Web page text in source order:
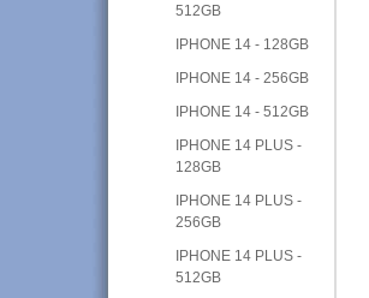
512GB
IPHONE 14 - 128GB
IPHONE 14 - 256GB
IPHONE 14 - 512GB
IPHONE 14 PLUS -
128GB
IPHONE 14 PLUS -
256GB
IPHONE 14 PLUS -
512GB